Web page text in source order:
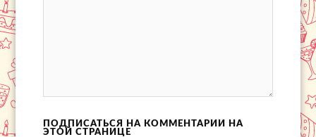
ПОДПИСАТЬСЯ НА КОММЕНТАРИИ НА
ЭТОЙ СТРАНИЦЕ